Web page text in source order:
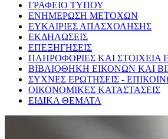
ΓΡΑΦΕΙΟ ΤΥΠΟΥ
ΕΝΗΜΕΡΩΣΗ ΜΕΤΟΧΩΝ
ΕΥΚΑΙΡΙΕΣ ΑΠΑΣΧΟΛΗΣΗΣ
ΕΚΔΗΛΩΣΕΙΣ
ΕΠΕΞΗΓΗΣΕΙΣ
ΠΛΗΡΟΦΟΡΙΕΣ ΚΑΙ ΣΤΟΙΧΕΙΑ
ΒΙΒΛΙΟΘΗΚΗ ΕΙΚΟΝΩΝ ΚΑΙ
ΣΥΧΝΕΣ ΕΡΩΤΗΣΕΙΣ -
ΟΙΚΟΝΟΜΙΚΕΣ ΚΑΤΑΣΤΑΣΕΙΣ
ΕΙΔΙΚΑ ΘΕΜΑΤΑ